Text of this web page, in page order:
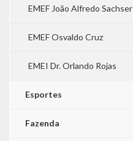
EMEF João Alfredo Sachser
EMEF Osvaldo Cruz
EMEI Dr. Orlando Rojas
Esportes
Fazenda